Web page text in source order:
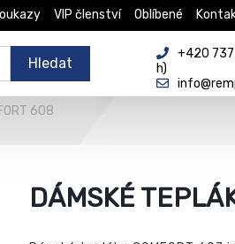
VIP členství Oblíbené
Hledat
+420
h)
608
DÁMSKÉ